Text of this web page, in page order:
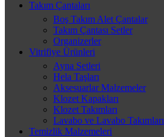
Takım Çantaları
Boş Takım Alet Çantalar
Takım Çantası Setler
Organizerler
Vitrifiye Ürünleri
Ayna Setleri
Hela Taşları
Aksesuarlar Malzemeler
Klozet Kapakları
Klozet Takımları
Lavabo ve Lavabo Takımları
Temizlik Malzemeleri